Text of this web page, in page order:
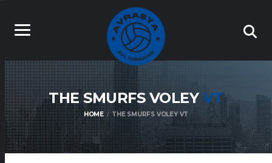
THE SMURFS VOLEY VT
HOME THE SMURFS VOLEY VT